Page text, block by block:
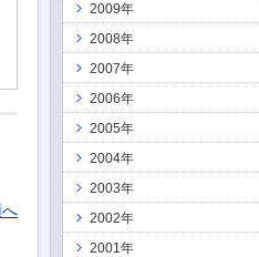
2009年
2008年
2007年
2006年
2005年
2004年
2003年
2002年
2001年